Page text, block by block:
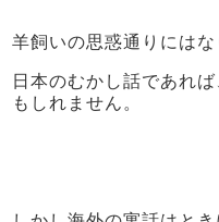
羊飼いの思惑通りにはな
日本のむかし話であれ
もしれません。